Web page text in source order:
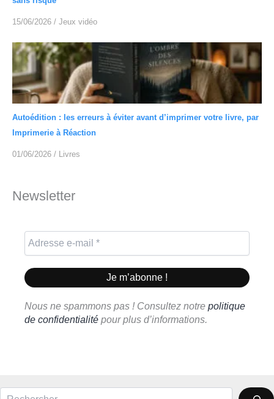
15/06/2026 / Jeux vidéo
Autoédition : les erreurs à éviter avant d’imprimer votre livre, par
Imprimerie à Réaction
01/06/2026 / Livres
Newsletter
Nous ne spammons pas ! Consultez notre politique
de confidentialité pour plus d’informations.
Rechercher